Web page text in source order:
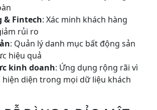
& Fintech: Xác minh khách hàng
rủi ro
: Quản lý danh mục bất động sản
hiệu quả
kinh doanh: Ứng dụng rộng rãi vì
hiện diện trong mọi dữ liệu khách